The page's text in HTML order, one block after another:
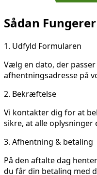
Sådan
1. Udfyld Formularen
Vælg en dato, der
afhentningsadresse på
2. Bekræftelse
Vi kontakter dig for at
sikre, at alle oplysninger
3. Afhentning & betaling
På den aftalte dag
du får din betaling med